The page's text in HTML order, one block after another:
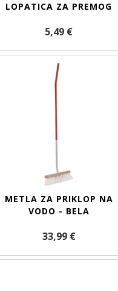
LOPATICA ZA PREMOG
5,49 €
METLA ZA PRIKLOP NA
VODO - BELA
33,99 €